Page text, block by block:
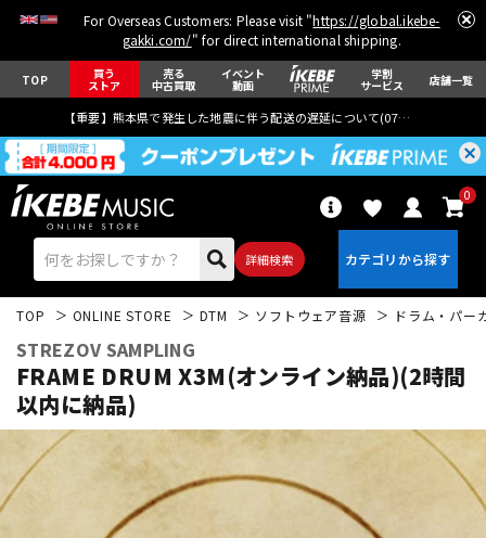
For Overseas Customers: Please visit "https://global.ikebe-
gakki.com/" for direct international shipping.
TOP 買う
ストア
売る
中古買取
イベント
動画
学割
サービス 店舗一覧
【重要】熊本県で発生した地震に伴う配送の遅延について(07月29日
詳細検索
0
アコギ/エレアコ
ベース ウクレレ
TOP ONLINE STORE DTM ソフトウェア音源 ドラム・パー
STREZOV SAMPLING
FRAME DRUM X3M(オンライン納品)(2時間
以内に納品)